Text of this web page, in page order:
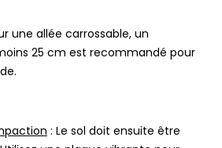
une allée carrossable, un
25 cm est recommandé pour
: Le sol doit ensuite être